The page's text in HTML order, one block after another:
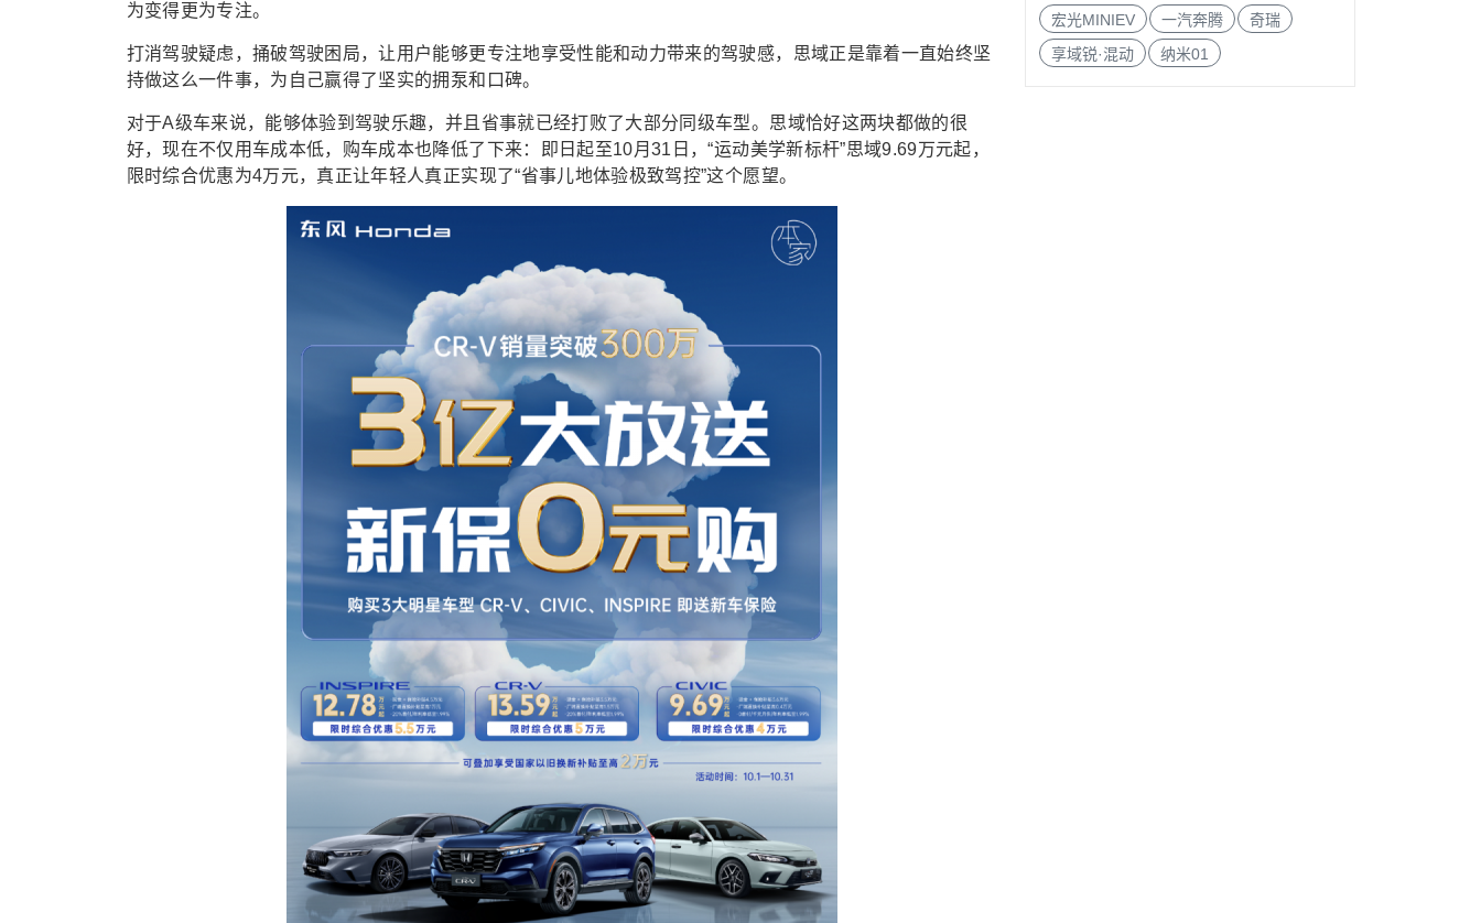
为变得更为专注。
打消驾驶疑虑，捅破驾驶困局，让用户能够更专注地享受性能和动力带来的驾驶感，思域正是靠着一直始终坚
持做这么一件事，为自己赢得了坚实的拥泵和口碑。
对于A级车来说，能够体验到驾驶乐趣，并且省事就已经打败了大部分同级车型。思域恰好这两块都做的很
好，现在不仅用车成本低，购车成本也降低了下来：即日起至10月31日，“运动美学新标杆”思域9.69万元起，
限时综合优惠为4万元，真正让年轻人真正实现了“省事儿地体验极致驾控”这个愿望。
宏光MINIEV
一汽奔腾
奇瑞
享域锐·混动
纳米01